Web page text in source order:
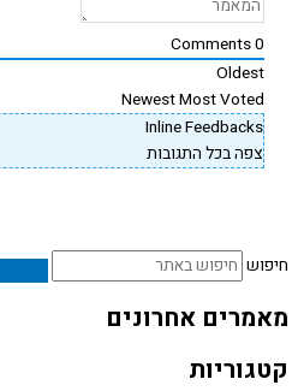
Newest Most
Inline
בכל התגובות
אחרונים